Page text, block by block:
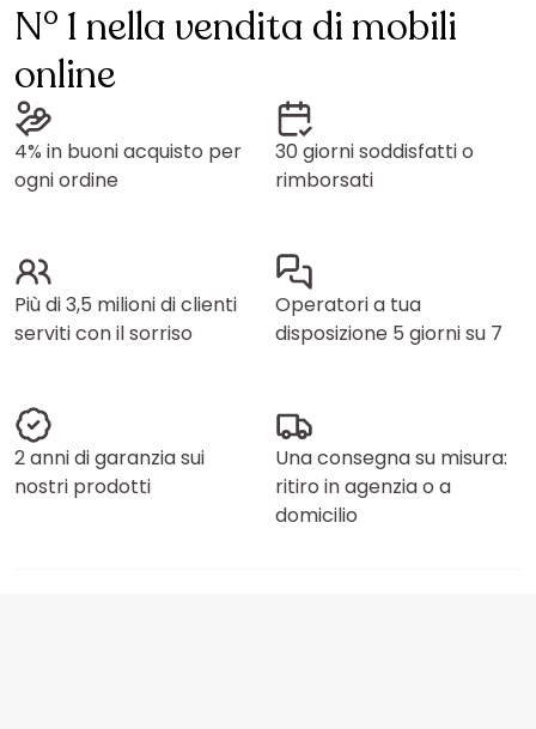
N° 1 nella vendita di mobili
online
4% in buoni acquisto per
ogni ordine
30 giorni soddisfatti o
rimborsati
Più di 3,5 milioni di clienti
serviti con il sorriso
Operatori a tua
disposizione 5 giorni su 7
2 anni di garanzia sui
nostri prodotti
Una consegna su misura:
ritiro in agenzia o a
domicilio